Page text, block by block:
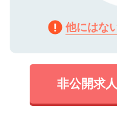
他にはな
非公開求